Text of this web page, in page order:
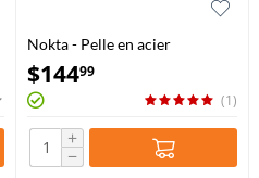
Nokta - Pelle en acier
inoxydable de qualité
supérieure
$14499
(1)
+
−